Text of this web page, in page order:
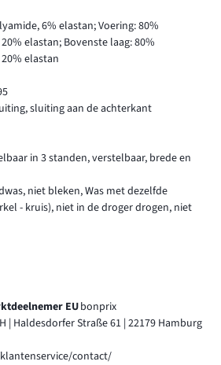
6% elastan; Voering: 80%
elastan; Bovenste laag: 80%
elastan
sluiting aan de achterkant
in 3 standen, verstelbaar, brede en
niet bleken, Was met dezelfde
- kruis), niet in de droger drogen, niet
EUbonprix
| Haldesdorfer Straße 61 | 22179 Hamburg
contact/